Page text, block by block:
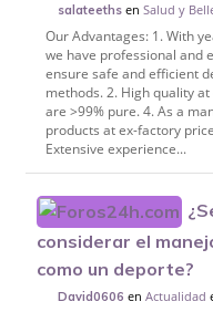
salateeths enSalud y
Our Advantages: 1. With
we have professional and
ensure safe and efficient
methods. 2. High quality
are >99% pure. 4. As a
products at ex-factory
Extensive experience...
considerar el
como un deporte?
David0606 enActualidad